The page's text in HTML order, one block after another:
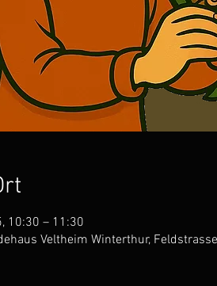
10:30 – 11:30
Veltheim Winterthur,